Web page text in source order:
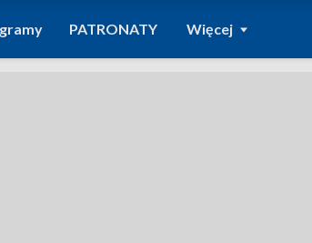
PATRONATY Więcej